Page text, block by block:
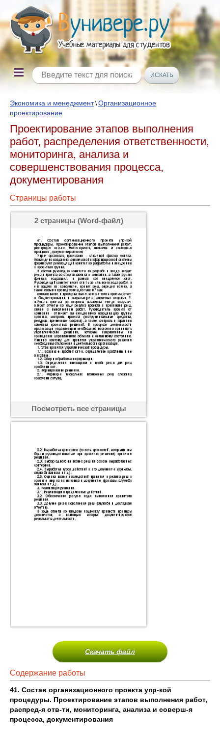
Экономика и менеджмент\Организационное
проектирование
Проектирование этапов выполнения
работ, распределения ответственности,
мониторинга, анализа и
совершенствования процесса,
документирования
Страницы работы
2 страницы (Word-файл)
Посмотреть все страницы
Скачать файл
Содержание работы
41. Состав организационного проекта упр-кой
процедуры. Проектирование этапов выполнения работ,
распред-я отв-ти, мониторинга, анализа и соверш-я
процесса, документирования